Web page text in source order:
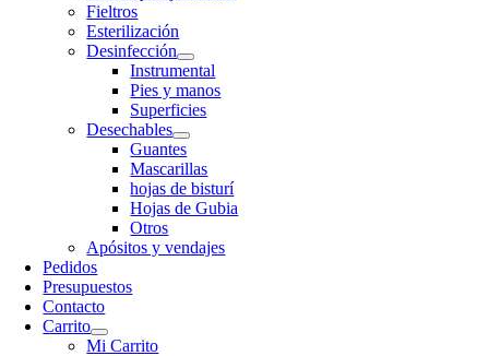
Fieltros
Esterilización
Desinfección
Instrumental
Pies y manos
Superficies
Desechables
Guantes
Mascarillas
hojas de bisturí
Hojas de Gubia
Otros
Apósitos y vendajes
Pedidos
Presupuestos
Contacto
Carrito
Mi Carrito